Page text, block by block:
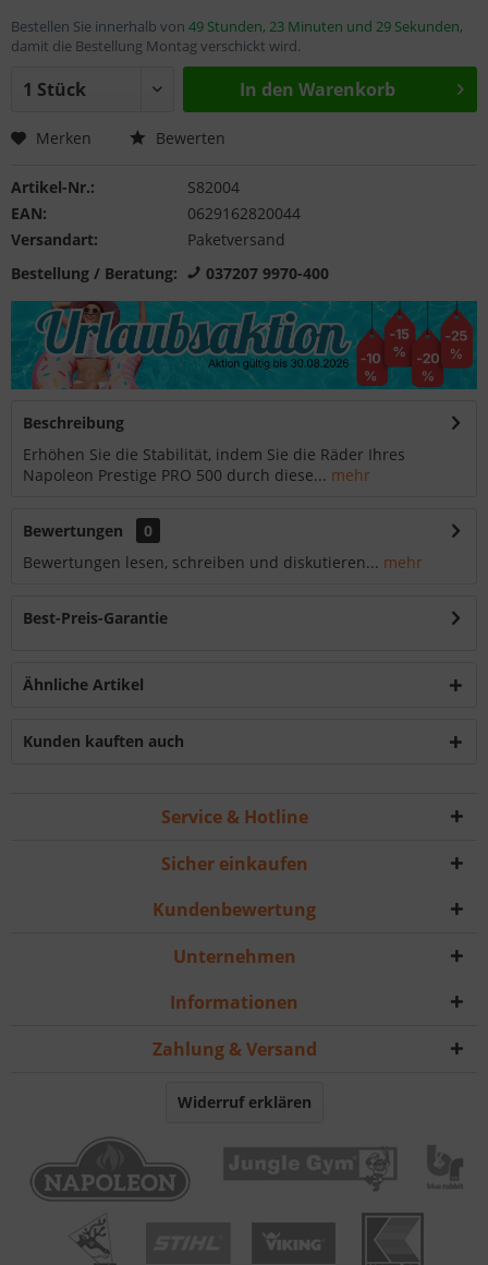
Bestellen Sie innerhalb von 49 Stunden, 23 Minuten und 29 Sekunden,
damit die Bestellung Montag verschickt wird.
In den Warenkorb
Merken Bewerten
Artikel-Nr.:
S82004
EAN:
0629162820044
Versandart:
Paketversand
Bestellung / Beratung:
037207 9970-400
Beschreibung
Erhöhen Sie die Stabilität, indem Sie die Räder Ihres
Napoleon Prestige PRO 500 durch diese... mehr
Bewertungen
0
Bewertungen lesen, schreiben und diskutieren... mehr
Best-Preis-Garantie
Ähnliche Artikel
Kunden kauften auch
Service & Hotline
Sicher einkaufen
Kundenbewertung
Unternehmen
Informationen
Zahlung & Versand
Widerruf erklären